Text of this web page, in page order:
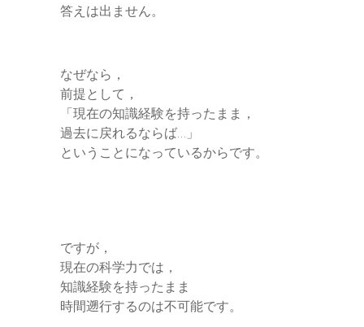
答えは出ません。
なぜなら，
前提として，
「現在の知識経験を持ったまま，
過去に戻れるならば…」
ということになっているからです。
ですが，
現在の科学力では，
知識経験を持ったまま
時間遡行するのは不可能です。